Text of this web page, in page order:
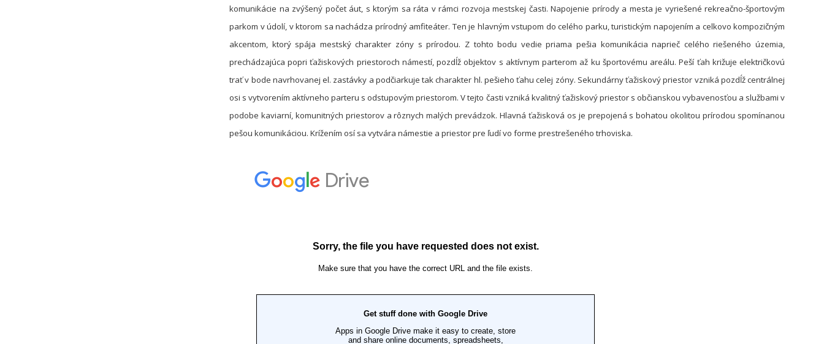
komunikácie na zvýšený počet áut, s ktorým sa ráta v rámci rozvoja mestskej časti. Napojenie prírody a mesta je vyriešené rekreačno-športovým
parkom v údolí, v ktorom sa nachádza prírodný amfiteáter. Ten je hlavným vstupom do celého parku, turistickým napojením a celkovo kompozičným
akcentom, ktorý spája mestský charakter zóny s prírodou. Z tohto bodu vedie priama pešia komunikácia naprieč celého riešeného územia,
prechádzajúca popri ťažiskových priestoroch námestí, pozdĺž objektov s aktívnym parterom až ku športovému areálu. Peší ťah križuje električkovú
trať v bode navrhovanej el. zastávky a podčiarkuje tak charakter hl. pešieho ťahu celej zóny. Sekundárny ťažiskový priestor vzniká pozdĺž centrálnej
osi s vytvorením aktívneho parteru s odstupovým priestorom. V tejto časti vzniká kvalitný ťažiskový priestor s občianskou vybavenosťou a službami v
podobe kaviarní, komunitných priestorov a rôznych malých prevádzok. Hlavná ťažisková os je prepojená s bohatou okolitou prírodou spomínanou
pešou komunikáciou. Krížením osí sa vytvára námestie a priestor pre ľudí vo forme prestrešeného trhoviska.